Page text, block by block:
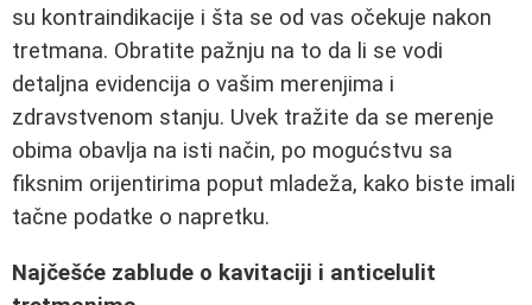
su kontraindikacije i šta se od vas očekuje nakon
tretmana. Obratite pažnju na to da li se vodi
detaljna evidencija o vašim merenjima i
zdravstvenom stanju. Uvek tražite da se merenje
obima obavlja na isti način, po mogućstvu sa
fiksnim orijentirima poput mladeža, kako biste imali
tačne podatke o napretku.
Najčešće zablude o kavitaciji i anticelulit